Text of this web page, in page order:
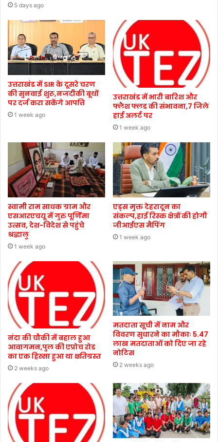
5 days ago
उत्तराखंड में SIR के दूसरे चरण
की सुनवाई शुरू,नजदीकी बूथों
पर दर्ज करा सकेंगे आपत्ति
1 week ago
उत्तराखंड में भारी बारिश और
फ्लैश फ्लड की संभावना,7 जिले
हाई अलर्ट पर
1 week ago
स्वामी राम साधक ग्राम और
एसआरएचयू में गुरु पूर्णिमा
उत्सव, देश-विदेश से पहुंचे
श्रद्धालु
1 week ago
एड्स मुक्त देहरादून का
संकल्प,हाई रिस्क क्षेत्रों की होगी
जीआईएस मैपिंग
1 week ago
नंदा की चौकी में बहाल हुआ
आवागमन,पुल की एप्रोच रोड
का एक हिस्सा हुआ था क्षतिग्रस्त
2 weeks ago
मतदाता सूची में नाम और
विवरण सुधारने का मौकाः 5.47
लाख मतदाताओं को दिए जा रहे
नोटिस
2 weeks ago